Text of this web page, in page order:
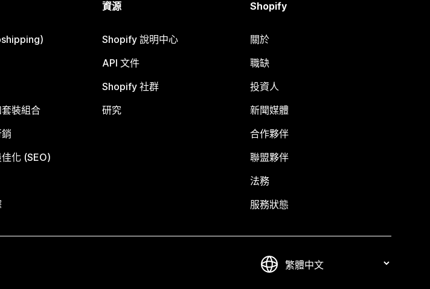
裝組合
化 (SEO)
資源
Shopify 說明中心
API 文件
Shopify 社群
研究
Shopify
關於
職缺
投資人
新聞媒體
合作夥伴
聯盟夥伴
法務
服務狀態